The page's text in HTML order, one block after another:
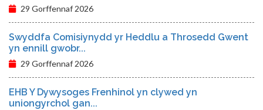
29 Gorffennaf 2026
Swyddfa Comisiynydd yr Heddlu a Throsedd Gwent
yn ennill gwobr...
29 Gorffennaf 2026
EHB Y Dywysoges Frenhinol yn clywed yn
uniongyrchol gan...